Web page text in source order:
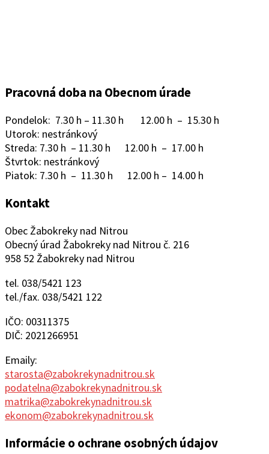
Pracovná doba na Obecnom úrade
Pondelok: 7.30 h – 11.30 h 12.00 h – 15.30 h
Utorok: nestránkový
Streda: 7.30 h – 11.30 h 12.00 h – 17.00 h
Štvrtok: nestránkový
Piatok: 7.30 h – 11.30 h 12.00 h – 14.00 h
Kontakt
Obec Žabokreky nad Nitrou
Obecný úrad Žabokreky nad Nitrou č. 216
958 52 Žabokreky nad Nitrou
tel. 038/5421 123
tel./fax. 038/5421 122
IČO: 00311375
DIČ: 2021266951
Emaily:
starosta@zabokrekynadnitrou.sk
podatelna@zabokrekynadnitrou.sk
matrika@zabokrekynadnitrou.sk
ekonom@zabokrekynadnitrou.sk
Informácie o ochrane osobných údajov